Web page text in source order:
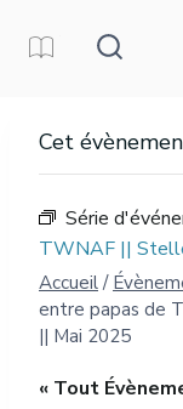
Cet
Série
TWNAF ||
Accueil /
entre papas de
|| Mai 2025
« Tout